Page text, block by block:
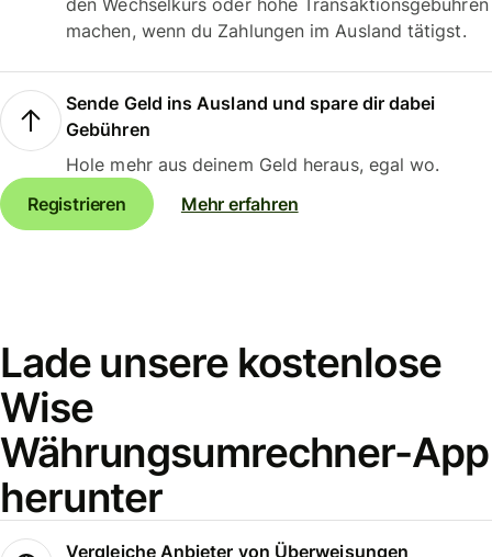
den Wechselkurs oder hohe Transaktionsgebühren
machen, wenn du Zahlungen im Ausland tätigst.
Sende Geld ins Ausland und spare dir dabei
Gebühren
Hole mehr aus deinem Geld heraus, egal wo.
Registrieren
Mehr erfahren
Lade unsere kostenlose
Wise
Währungsumrechner-App
herunter
Vergleiche Anbieter von Überweisungen